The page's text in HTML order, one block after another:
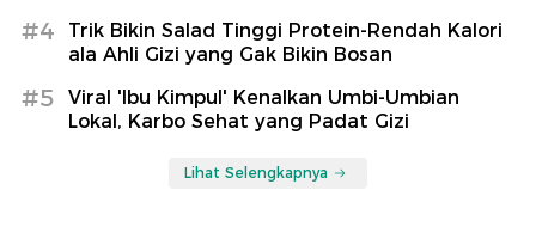
#4
Trik Bikin Salad Tinggi Protein-Rendah Kalori
ala Ahli Gizi yang Gak Bikin Bosan
#5
Viral 'Ibu Kimpul' Kenalkan Umbi-Umbian
Lokal, Karbo Sehat yang Padat Gizi
Lihat Selengkapnya